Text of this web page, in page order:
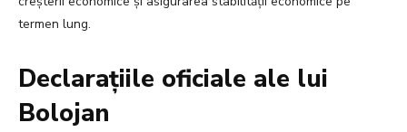
termen lung.
Declarațiile oficiale ale lui
Bolojan